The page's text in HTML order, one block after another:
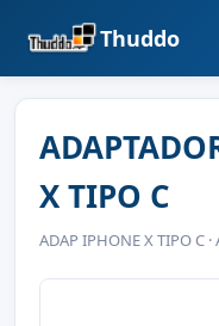
Thuddo
X TIPO C
ADAP IPHONE X TIPO C ·